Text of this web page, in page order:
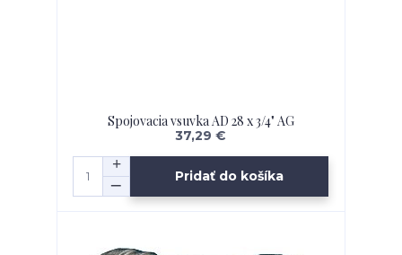
Spojovacia vsuvka AD 28 x 3/4" AG
37,29 €
Pridať do košíka